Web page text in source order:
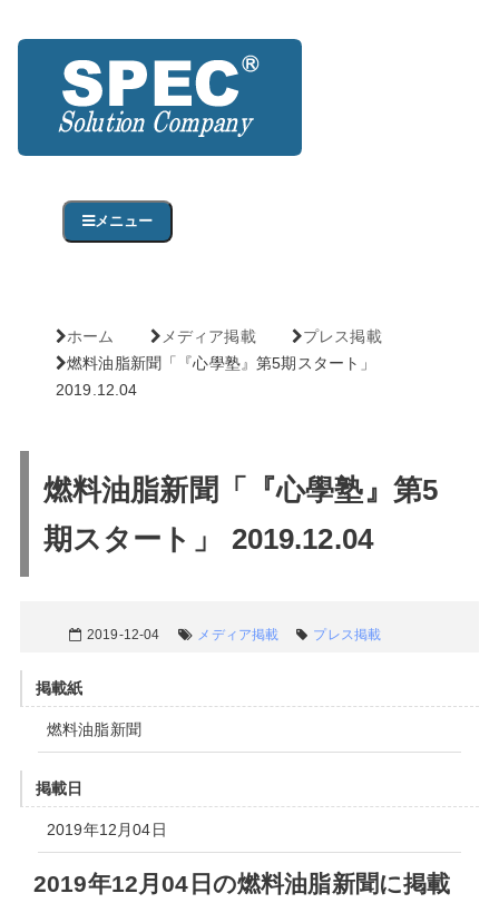
メニュー
ホーム メディア掲載
プレス掲載
燃料油脂新聞「『心學塾』第5期スタート」
2019.12.04
燃料油脂新聞「『心學塾』第5
期スタート」 2019.12.04
2019-12-04 メディア掲載 プレス掲載
掲載紙
燃料油脂新聞
掲載日
2019年12月04日
2019年12月04日の燃料油脂新聞に掲載